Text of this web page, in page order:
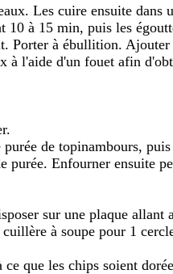
Les cuire ensuite dans
10 à 15 min, puis les
Porter à ébullition. Ajouter
à l'aide d'un fouet afin
de topinambours,
purée. Enfourner ensuite
sur une plaque allant
à soupe pour 1
que les chips soient